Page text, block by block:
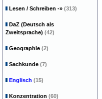
Lesen / Schreiben -» (313)
DaZ (Deutsch als
Zweitsprache) (42)
Geographie (2)
Sachkunde (7)
Englisch (15)
Konzentration (60)